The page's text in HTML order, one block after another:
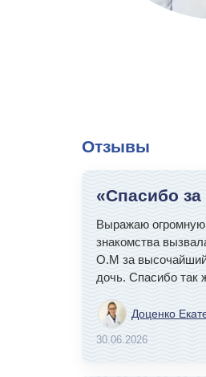
Отзывы
«Спасибо
Выражаю огромную
знакомства
О.М за высочайший
дочь. Спасибо так
Доценко
30.06.2026